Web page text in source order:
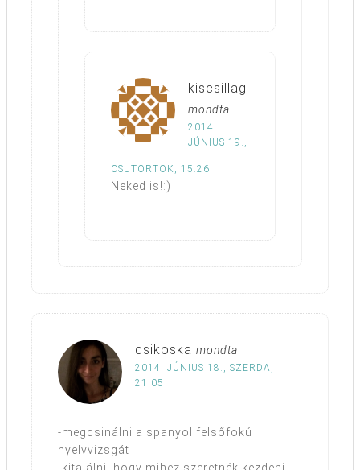
kiscsillag
mondta
2014.
JÚNIUS 19.,
CSÜTÖRTÖK, 15:26
Neked is!:)
csikoska mondta
2014. JÚNIUS 18., SZERDA,
21:05
-megcsinálni a spanyol felsőfokú
nyelvvizsgát